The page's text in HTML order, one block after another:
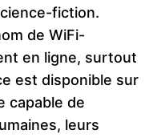
fiction.
de WiFi-
en ligne, surtout
est disponible sur
capable de
leurs